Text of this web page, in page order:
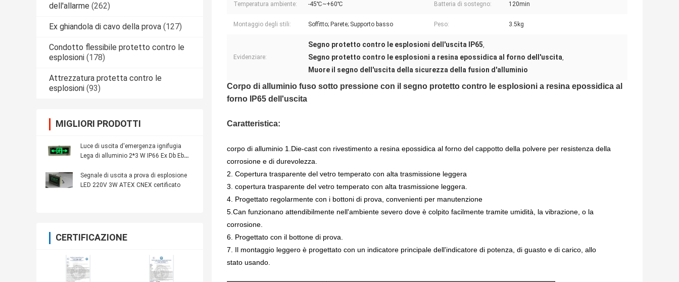
dell'allarme (262)
Ex ghiandola di cavo della prova (127)
Condotto flessibile protetto contro le
esplosioni (178)
Attrezzatura protetta contro le
esplosioni (93)
MIGLIORI PRODOTTI
Luce di uscita d'emergenza ignifugia
Lega di alluminio 2*3 W IP66 Ex Db Eb
Segnale di uscita a prova di esplosione
LED 220V 3W ATEX CNEX certificato
CERTIFICAZIONE
Temperatura ambiente: -45℃~+60℃ Batteria di sostegno: 120min
Montaggio degli stili: Soffitto; Parete; Supporto basso Peso: 3.5kg
Evidenziare:
Segno protetto contro le esplosioni dell'uscita IP65,
Segno protetto contro le esplosioni a resina epossidica al forno dell'uscita,
Muore il segno dell'uscita della sicurezza della fusion d'alluminio
Corpo di alluminio fuso sotto pressione con il segno protetto contro le esplosioni a resina epossidica al
forno IP65 dell'uscita
Caratteristica:
corpo di alluminio 1.Die-cast con rivestimento a resina epossidica al forno del cappotto della polvere per resistenza della
corrosione e di durevolezza.
2. Copertura trasparente del vetro temperato con alta trasmissione leggera
3. copertura trasparente del vetro temperato con alta trasmissione leggera.
4. Progettato regolarmente con i bottoni di prova, convenienti per manutenzione
5.Can funzionano attendibilmente nell'ambiente severo dove è colpito facilmente tramite umidità, la vibrazione, o la
corrosione.
6. Progettato con il bottone di prova.
7. Il montaggio leggero è progettato con un indicatore principale dell'indicatore di potenza, di guasto e di carico, allo
stato usando.